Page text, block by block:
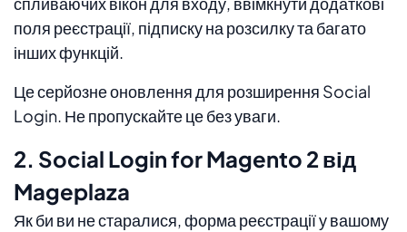
поля реєстрації, підписку на розсилку та багато
інших функцій.
Це серйозне оновлення для розширення Social
Login. Не пропускайте це без уваги.
2. Social Login for Magento 2 від
Mageplaza
Як би ви не старалися, форма реєстрації у вашому